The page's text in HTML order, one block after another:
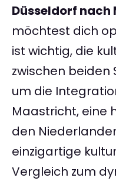
Düsseldorf
möchtest dich
ist wichtig, die
zwischen beiden
um die
Maastricht, eine
den
einzigartige
Vergleich zum